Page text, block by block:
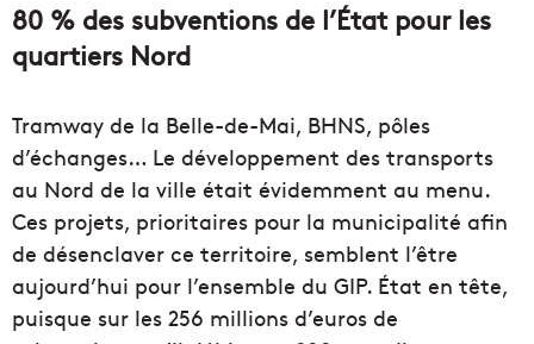
80 % des subventions de l’État pour les
quartiers Nord
Tramway de la Belle-de-Mai, BHNS, pôles
d’échanges… Le développement des transports
au Nord de la ville était évidemment au menu.
Ces projets, prioritaires pour la municipalité afin
de désenclaver ce territoire, semblent l’être
aujourd’hui pour l’ensemble du GIP. État en tête,
puisque sur les 256 millions d’euros de